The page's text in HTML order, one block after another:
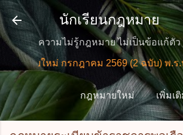
ข้ามไปที่เนื้อหาหลัก
นักเรียนกฎหมาย
ความไม่รู้กฎหมาย ไม่เป็นข้อแก้ตัว
มายใหม่ กรกฎาคม 2569 (2 ฉบับ) พ.ร.บ.ก
กฎหมายใหม่ เพิ่มเ